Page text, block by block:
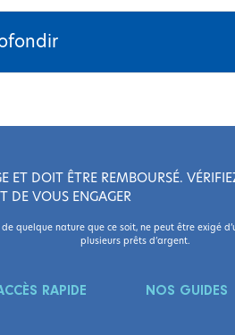
ET DOIT ÊTRE REMBOURSÉ.
DE VOUS ENGAGER
de quelque nature que ce soit, ne peut être exigé
plusieurs prêts d’argent.
RAPIDE NOS GUIDES